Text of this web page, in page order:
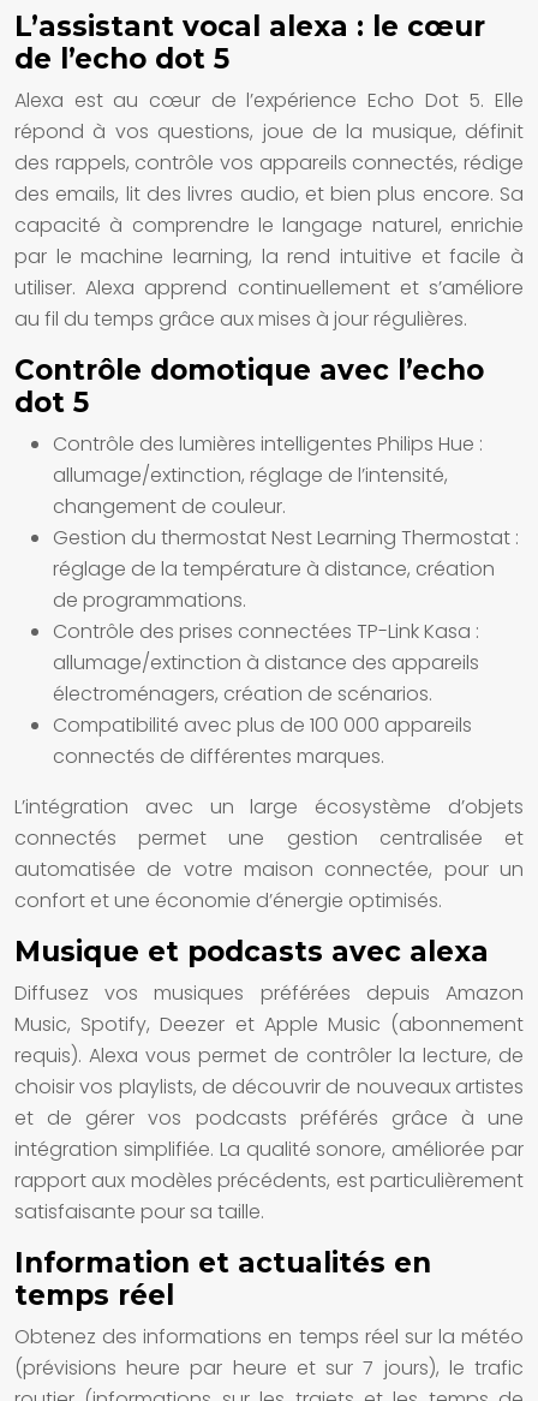
L’assistant vocal alexa : le cœur
de l’echo dot 5
Alexa est au cœur de l’expérience Echo Dot 5. Elle
répond à vos questions, joue de la musique, définit
des rappels, contrôle vos appareils connectés, rédige
des emails, lit des livres audio, et bien plus encore. Sa
capacité à comprendre le langage naturel, enrichie
par le machine learning, la rend intuitive et facile à
utiliser. Alexa apprend continuellement et s’améliore
au fil du temps grâce aux mises à jour régulières.
Contrôle domotique avec l’echo
dot 5
Contrôle des lumières intelligentes Philips Hue :
allumage/extinction, réglage de l’intensité,
changement de couleur.
Gestion du thermostat Nest Learning Thermostat :
réglage de la température à distance, création
de programmations.
Contrôle des prises connectées TP-Link Kasa :
allumage/extinction à distance des appareils
électroménagers, création de scénarios.
Compatibilité avec plus de 100 000 appareils
connectés de différentes marques.
L’intégration avec un large écosystème d’objets
connectés permet une gestion centralisée et
automatisée de votre maison connectée, pour un
confort et une économie d’énergie optimisés.
Musique et podcasts avec alexa
Diffusez vos musiques préférées depuis Amazon
Music, Spotify, Deezer et Apple Music (abonnement
requis). Alexa vous permet de contrôler la lecture, de
choisir vos playlists, de découvrir de nouveaux artistes
et de gérer vos podcasts préférés grâce à une
intégration simplifiée. La qualité sonore, améliorée par
rapport aux modèles précédents, est particulièrement
satisfaisante pour sa taille.
Information et actualités en
temps réel
Obtenez des informations en temps réel sur la météo
(prévisions heure par heure et sur 7 jours), le trafic